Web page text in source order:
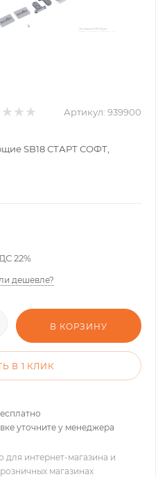
Артикул: 939900
SB18 СТАРТ СОФТ,
22%
дешевле?
В КОРЗИНУ
В 1 КЛИК
уточните у менеджера
для интернет-магазина и
магазинах